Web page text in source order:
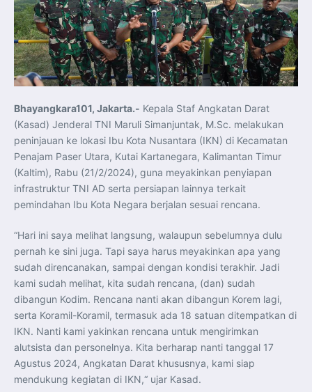
Pelatihan Signal Radio untuk Misi Pertahanan Udara dan
Radar
Menkeu Purbaya Instruksikan Penyelarasan Aturan KEK
untuk Perkuat Daya Saing Industri Dalam Negeri
Mentan Amran Pacu Produksi Gula Nasional, Target
Swasembada Gula Putih Dua Tahun dan Tembus 3 Juta
Ton
Menlu Sugiono Tekankan Inovasi sebagai Kunci
Penguatan Kerja Sama Konkret ASEAN Plus Three
Maritim TNI AL dan Rusia
Latihan DACT di Exercise Pitch Black 2026 Tingkatkan
Kesiapan Tempur Penerbang TNI AU
Menlu Sugiono: “Kekuatan Ekonomi ASEAN-RRT Harus
Menjadi Penopang Stabilitas Kawasan”
ASEAN dan Amerika Serikat Perkuat Kemitraan untuk
Jaga Stabilitas Kawasan dan Dorong Pertumbuhan
Ekonomi
Presiden Prabowo Terima Direktur FBI, Indonesia dan AS
Perkuat Kerja Sama Repatriasi Artefak Budaya
Menteri PKP dan Ketua DEN Perkuat Kolaborasi
Pendaftaran MagangHub Angkatan II Batch 1 Dibuka
hingga 28 Juli 2026, Kesempatan Raih Pengalaman Kerja
dan Sertifikasi Kompetensi
KASAU Bekali 154 Perwira Remaja AAU 2026, Tekankan
Integritas dan Profesionalisme sebagai Bekal
Pengabdian
Menlu Sugiono Dorong Kemitraan ASEAN–Inggris yang
Lebih Erat Hadapi Tantangan Global
Indonesia Dorong ASEAN dan Uni Eropa Perkuat
Stabilitas Global melalui Kemitraan Strategis
Menlu RI Dorong Kemitraan Ekonomi ASEAN–Korea
Selatan untuk Perkuat Ketahanan Kawasan
Kemitraan ASEAN–Kanada Perkuat Ketahanan Ekonomi,
Pangan, dan Energi Kawasan
ASEAN dan India Perkuat Ketahanan Kawasan lewat
Kerja Sama Maritim, Ekonomi, dan Kesehatan
Bhayangkara101, Jakarta.- Kepala Staf Angkatan Darat
(Kasad) Jenderal TNI Maruli Simanjuntak, M.Sc. melakukan
peninjauan ke lokasi Ibu Kota Nusantara (IKN) di Kecamatan
Penajam Paser Utara, Kutai Kartanegara, Kalimantan Timur
(Kaltim), Rabu (21/2/2024), guna meyakinkan penyiapan
infrastruktur TNI AD serta persiapan lainnya terkait
pemindahan Ibu Kota Negara berjalan sesuai rencana.
“Hari ini saya melihat langsung, walaupun sebelumnya dulu
pernah ke sini juga. Tapi saya harus meyakinkan apa yang
sudah direncanakan, sampai dengan kondisi terakhir. Jadi
kami sudah melihat, kita sudah rencana, (dan) sudah
dibangun Kodim. Rencana nanti akan dibangun Korem lagi,
serta Koramil-Koramil, termasuk ada 18 satuan ditempatkan di
IKN. Nanti kami yakinkan rencana untuk mengirimkan
alutsista dan personelnya. Kita berharap nanti tanggal 17
Agustus 2024, Angkatan Darat khususnya, kami siap
mendukung kegiatan di IKN,“ ujar Kasad.